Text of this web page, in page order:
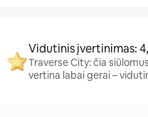
Vidutinis įvertinimas:
Traverse City: čia
vertina labai gerai –